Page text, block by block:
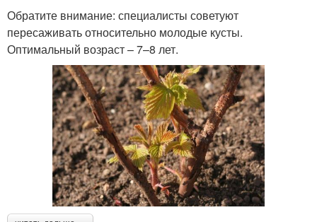
Обратите внимание: специалисты советуют
пересаживать относительно молодые кусты.
Оптимальный возраст – 7–8 лет.